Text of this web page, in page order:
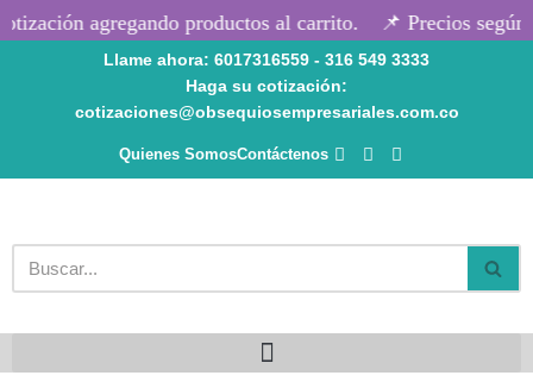
contenido
agregando productos al carrito. 📌 Precios
Llame ahora: 6017316559 - 316 549 3333
Haga su cotización:
cotizaciones@obsequiosempresariales.com.co
Quienes SomosContáctenos